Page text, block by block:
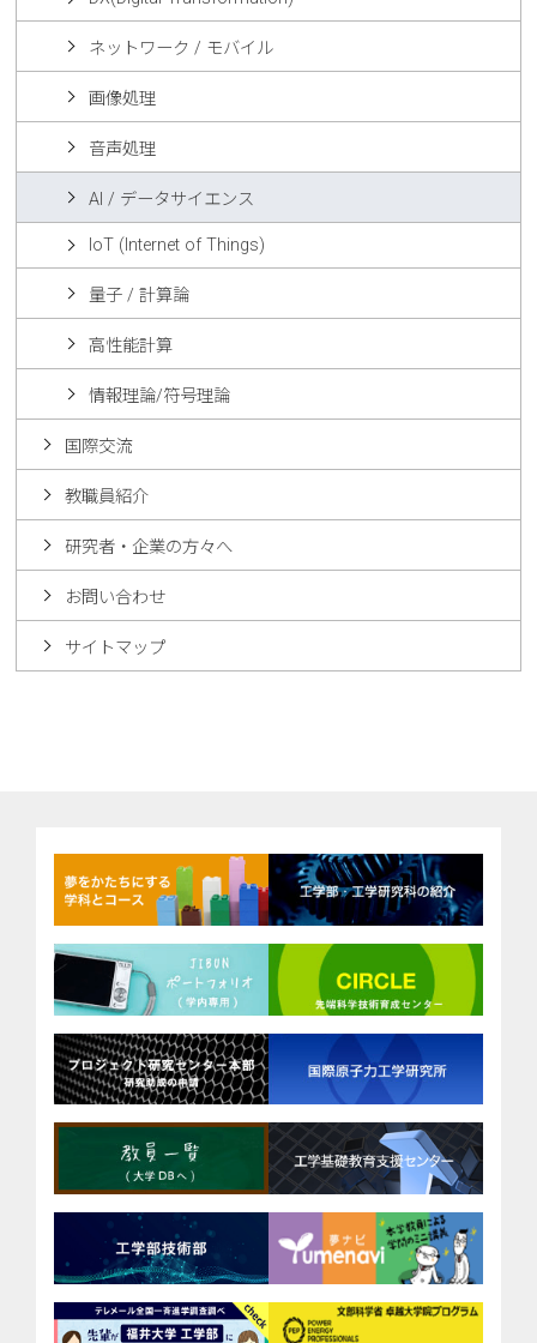
ネットワーク / モバイル
画像処理
音声処理
AI / データサイエンス
IoT (Internet of Things)
量子 / 計算論
高性能計算
情報理論/符号理論
国際交流
教職員紹介
研究者・企業の方々へ
お問い合わせ
サイトマップ